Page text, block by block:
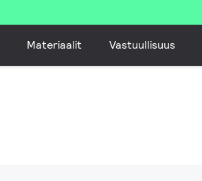
Materiaalit Vastuullisuus